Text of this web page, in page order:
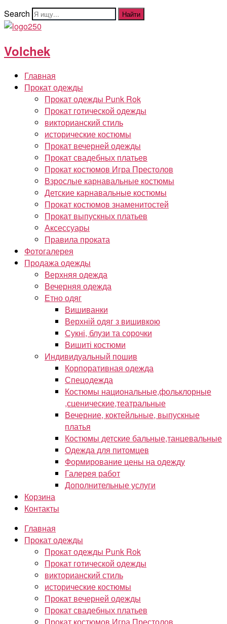
Search
Найти
Volchek
Главная
Прокат одежды
Прокат одежды Punk Rok
Прокат готической одежды
викторианский стиль
исторические костюмы
Прокат вечерней одежды
Прокат свадебных платьев
Прокат костюмов Игра Престолов
Взрослые карнавальные костюмы
Детские карнавальные костюмы
Прокат костюмов знаменитостей
Прокат выпускных платьев
Аксессуары
Правила проката
Фотогалерея
Продажа одежды
Верхняя одежда
Вечерняя одежда
Етно одяг
Вишиванки
Верхній одяг з вишивкою
Сукні, блузи та сорочки
Вишиті костюми
Индивидуальный пошив
Корпоративная одежда
Спецодежда
Костюмы национальные,фольклорные
,сценические,театральные
Вечерние, коктейльные, выпускные
платья
Костюмы детские бальные,танцевальные
Одежда для питомцев
Формирование цены на одежду
Галерея работ
Дополнительные услуги
Корзина
Контакты
Главная
Прокат одежды
Прокат одежды Punk Rok
Прокат готической одежды
викторианский стиль
исторические костюмы
Прокат вечерней одежды
Прокат свадебных платьев
Прокат костюмов Игра Престолов